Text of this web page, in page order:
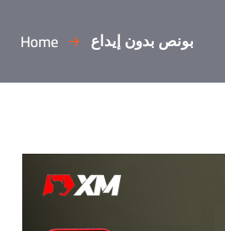
Home بونص بدون إيداع